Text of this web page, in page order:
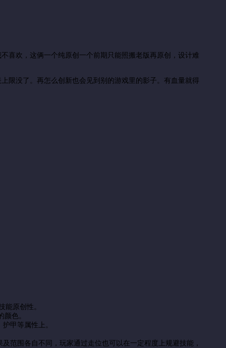
喜欢，这俩一个纯原创一个前期只能照搬老版再原创，设计难
限没了。再怎么创新也会见到别的游戏里的影子。有血量就得
能原创性。
色。
甲等属性上。
范围各自不同，玩家通过走位也可以在一定程度上规避技能，